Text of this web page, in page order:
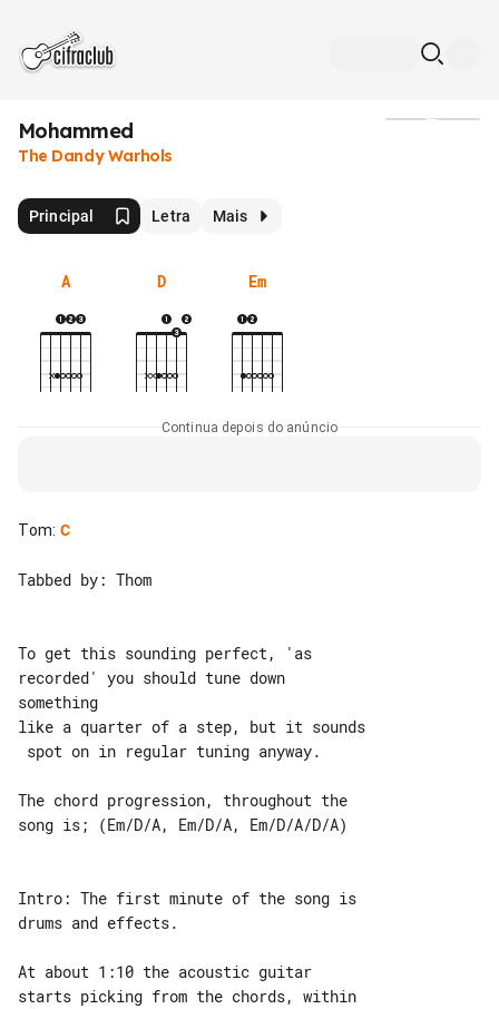
Mohammed
The Dandy Warhols
Principal Letra Mais
A D Em
Continua depois do anúncio
Tom: C
Tabbed by: Thom
To get this sounding perfect, 'as
recorded' you should tune down
something
like a quarter of a step, but it sounds
The chord progression, throughout the
song is; (Em/D/A, Em/D/A, Em/D/A/D/A)
Intro: The first minute of the song is
drums and effects.
At about 1:10 the acoustic guitar
starts picking from the chords, within